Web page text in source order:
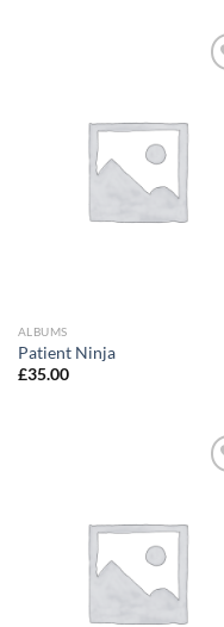
ALBUMS
Patient Ninja
£35.00